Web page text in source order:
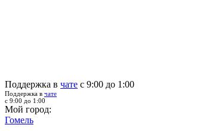
Поддержка в чате с 9:00 до 1:00
Поддержка в чате
с 9:00 до 1:00
Мой город:
Гомель